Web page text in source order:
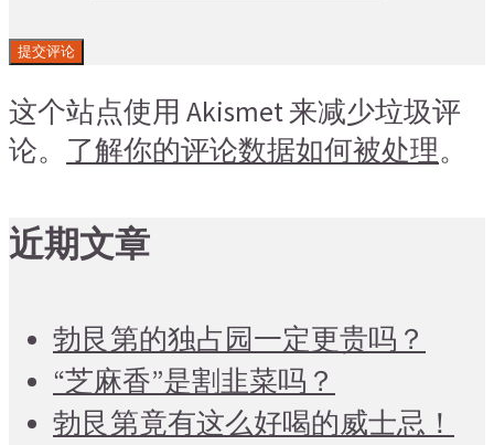
这个站点使用 Akismet 来减少垃圾评
论。 了解你的评论数据如何被处理。
近期文章
勃艮第的独占园一定更贵吗？
“芝麻香”是割韭菜吗？
勃艮第竟有这么好喝的威士忌！